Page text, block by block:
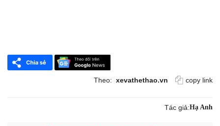
Theo: xevathethao.vn copy link
Tác giả:Hạ Anh